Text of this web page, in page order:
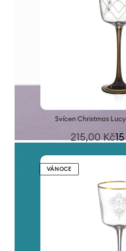
Svícen Christmas
215,00 Kč
VÁNOCE